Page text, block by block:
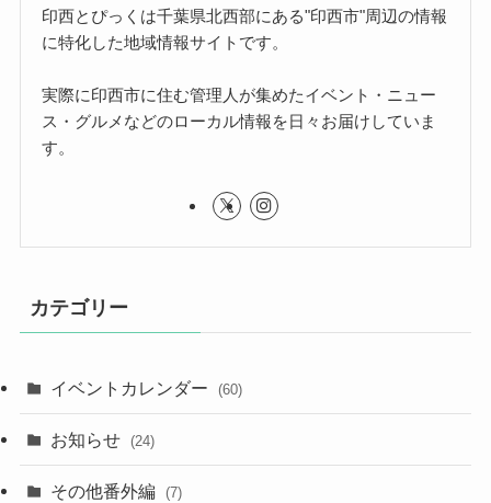
印西とぴっくは千葉県北西部にある"印西市"周辺の情報
に特化した地域情報サイトです。
実際に印西市に住む管理人が集めたイベント・ニュー
ス・グルメなどのローカル情報を日々お届けしていま
す。
カテゴリー
イベントカレンダー (60)
お知らせ (24)
その他番外編 (7)